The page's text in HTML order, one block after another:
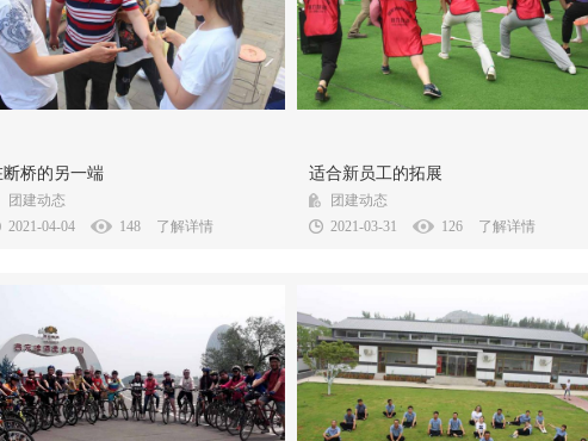
桥的另一端可能会有一个人鼓励着你，大
为你加油、在为你呐喊，你不能辜负它的...
断桥的另一端
团建动态
2021-04-04
148 了解详情
针对各单位经常招聘新员工入职的特点，我们
北京 拓展 公司专门设置了有关新员工拓展...
适合新员工的拓展
团建动态
2021-03-31
126 了解详情